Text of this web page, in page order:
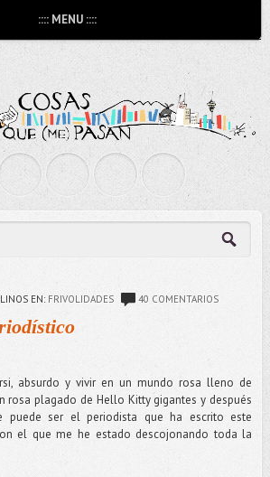
:::: MENU ::::
EN: FRIVOLIDADES 40 COMENTARIOS
absurdo y vivir en un mundo rosa lleno de
rosa plagado de Hello Kitty gigantes y después
puede ser el periodista que ha escrito este
el que me he estado descojonando toda la